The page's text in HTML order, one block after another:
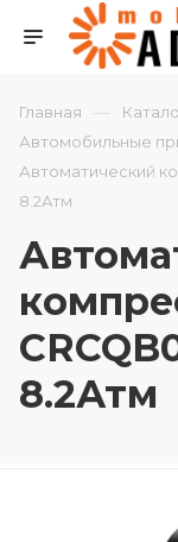
Главная —
Автомобильные
Автоматический
8.2Атм
8.2Атм